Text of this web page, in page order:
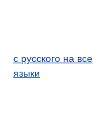
с русского на все
языки